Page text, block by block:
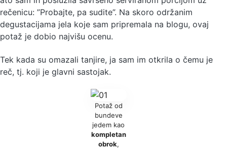
rečenicu: ”Probajte, pa sudite”. Na skoro održanim
degustacijama jela koje sam pripremala na blogu, ovaj
potaž je dobio najvišu ocenu.
Tek kada su omazali tanjire, ja sam im otkrila o čemu je
reč, tj. koji je glavni sastojak.
Potaž od
bundeve
jedem kao
kompletan
obrok,